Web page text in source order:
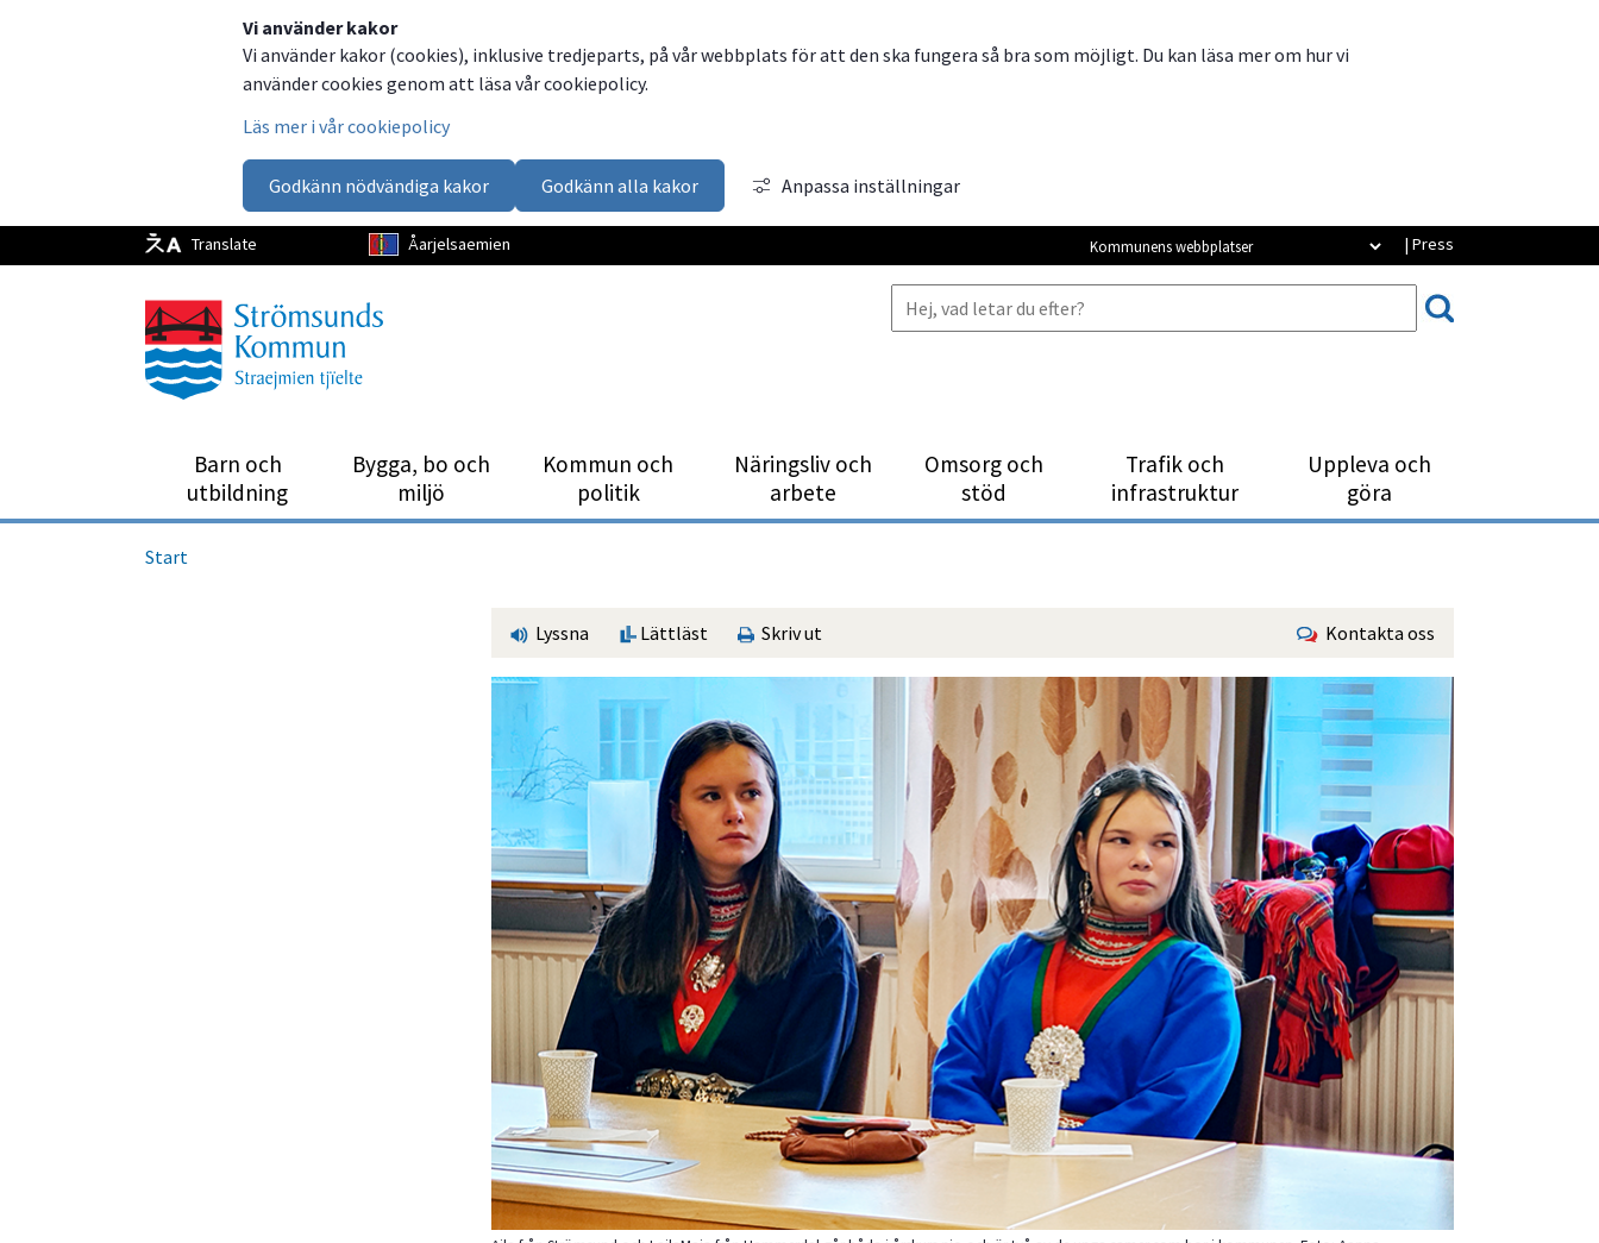
Vi använder kakor
Vi använder kakor (cookies), inklusive tredjeparts, på vår webbplats för att den ska fungera så bra som möjligt. Du kan läsa mer om hur vi
använder cookies genom att läsa vår cookiepolicy.
Läs mer i vår cookiepolicy
Godkänn nödvändiga kakor Godkänn alla kakor Anpassa inställningar
Translate Åarjelsaemien | Press
Kommunens webbplatser
Barn och
utbild­ning
Bygga, bo och
miljö
Kommun och
politik
Närings­liv och
arbete
Omsorg och
stöd
Trafik och
infrastruktur
Uppleva och
göra
Start
Lyssna Lättläst Skriv ut Kontakta oss